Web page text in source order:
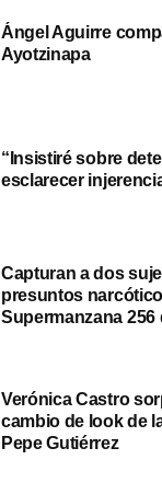
Ángel Aguirre
Ayotzinapa
“Insistiré sobre
esclarecer
Capturan a dos
presuntos
Supermanzana 256
Verónica Castro
cambio de look de
Pepe Gutiérrez